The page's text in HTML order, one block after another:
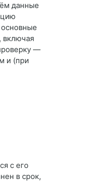
данные
включая
—
и (при
с его
в срок,